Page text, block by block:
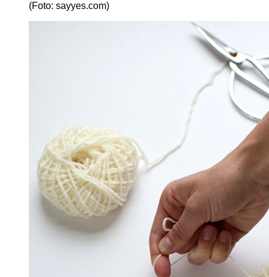
(Foto: sayyes.com)